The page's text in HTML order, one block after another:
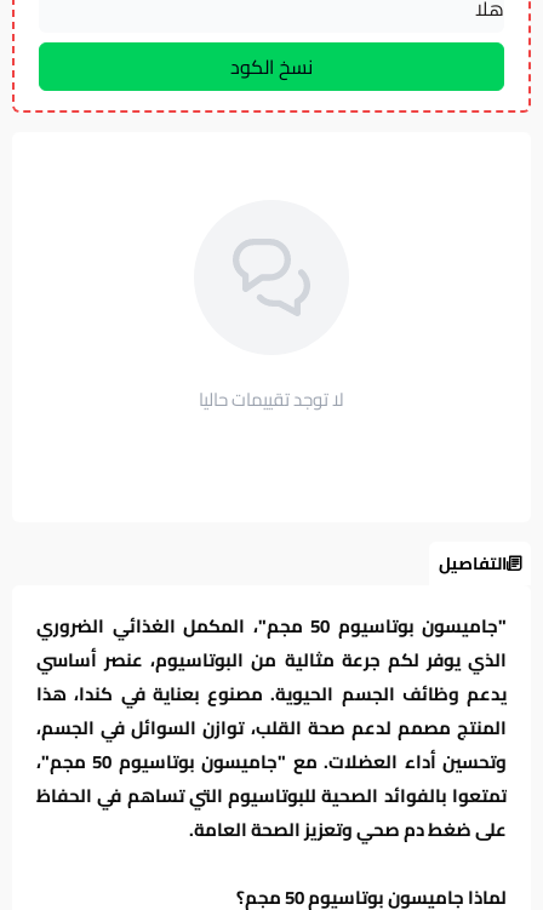
لا توجد تقييمات حاليا
التفاصيل
"جاميسون بوتاسيوم 50 مجم"، المكمل الغذائي الضروري
الذي يوفر لكم جرعة مثالية من البوتاسيوم، عنصر أساسي
يدعم وظائف الجسم الحيوية. مصنوع بعناية في كندا، هذا
المنتج مصمم لدعم صحة القلب، توازن السوائل في الجسم،
وتحسين أداء العضلات. مع "جاميسون بوتاسيوم 50 مجم"،
تمتعوا بالفوائد الصحية للبوتاسيوم التي تساهم في الحفاظ
على ضغط دم صحي وتعزيز الصحة العامة.
لماذا جاميسون بوتاسيوم 50 مجم؟